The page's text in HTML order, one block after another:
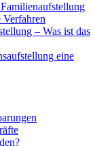
– Was ist das
eine